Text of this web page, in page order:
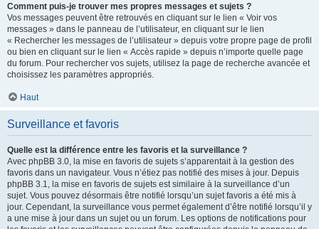
Comment puis-je trouver mes propres messages et sujets ?
Vos messages peuvent être retrouvés en cliquant sur le lien « Voir vos
messages » dans le panneau de l’utilisateur, en cliquant sur le lien
« Rechercher les messages de l’utilisateur » depuis votre propre page de profil
ou bien en cliquant sur le lien « Accès rapide » depuis n’importe quelle page
du forum. Pour rechercher vos sujets, utilisez la page de recherche avancée et
choisissez les paramètres appropriés.
Haut
Surveillance et favoris
Quelle est la différence entre les favoris et la surveillance ?
Avec phpBB 3.0, la mise en favoris de sujets s’apparentait à la gestion des
favoris dans un navigateur. Vous n’étiez pas notifié des mises à jour. Depuis
phpBB 3.1, la mise en favoris de sujets est similaire à la surveillance d’un
sujet. Vous pouvez désormais être notifié lorsqu’un sujet favoris a été mis à
jour. Cependant, la surveillance vous permet également d’être notifié lorsqu’il y
a une mise à jour dans un sujet ou un forum. Les options de notifications pour